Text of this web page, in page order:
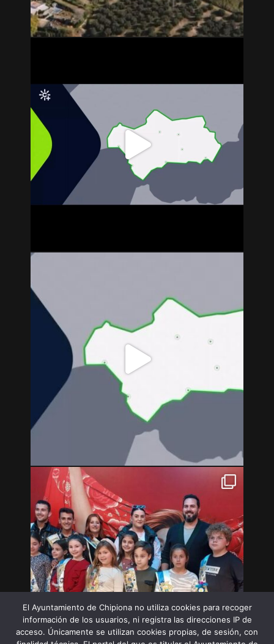
El Ayuntamiento de Chipiona no utiliza cookies para recoger
información de los usuarios, ni registra las direcciones IP de
acceso. Únicamente se utilizan cookies propias, de sesión, con